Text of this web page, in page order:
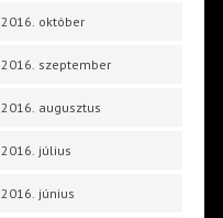
2016. október
2016. szeptember
2016. augusztus
2016. július
2016. június